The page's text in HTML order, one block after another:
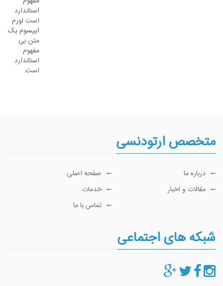
استاندارد
است لورم
ایپسوم یک
متن بی
مفهوم
استاندارد
است.
متخصص ارتودنسی
صفحه اصلی
درباره ما
خدمات
مقالات و اخبار
تماس با ما
شبکه های اجتماعی